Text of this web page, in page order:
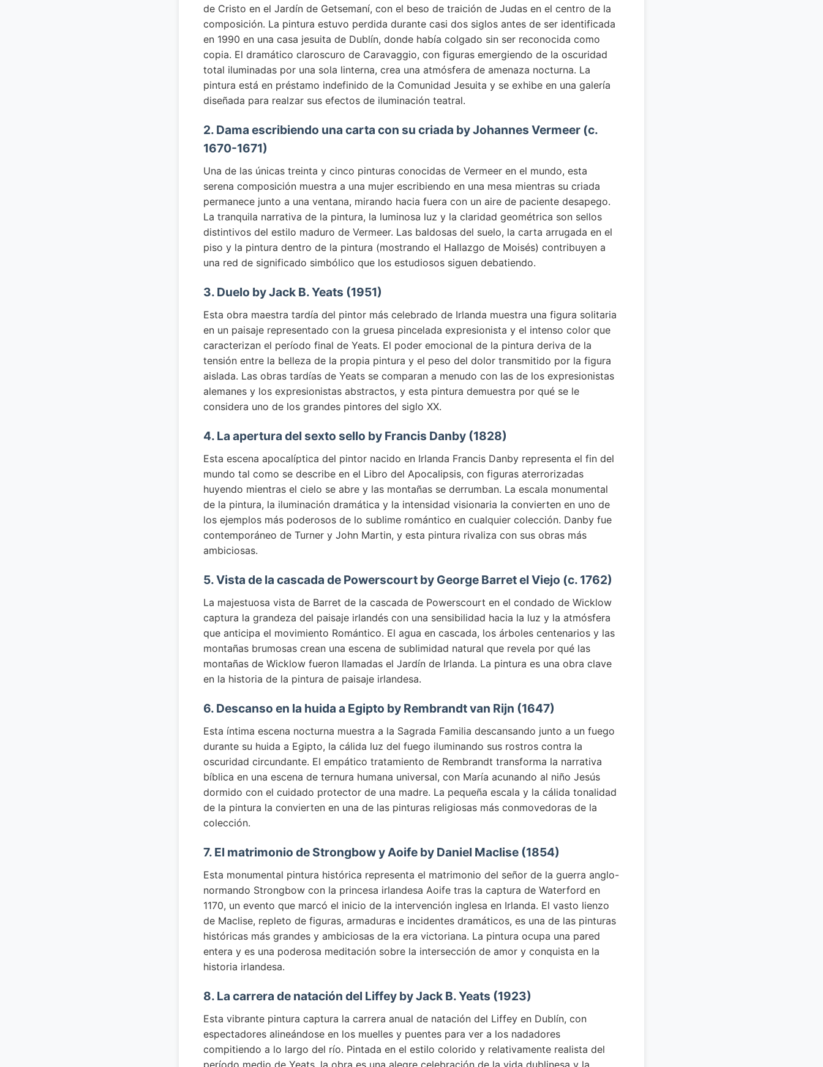
de Cristo en el Jardín de Getsemaní, con el beso de traición de Judas en el centro de la
composición. La pintura estuvo perdida durante casi dos siglos antes de ser identificada
en 1990 en una casa jesuita de Dublín, donde había colgado sin ser reconocida como
copia. El dramático claroscuro de Caravaggio, con figuras emergiendo de la oscuridad
total iluminadas por una sola linterna, crea una atmósfera de amenaza nocturna. La
pintura está en préstamo indefinido de la Comunidad Jesuita y se exhibe en una galería
diseñada para realzar sus efectos de iluminación teatral.
2. Dama escribiendo una carta con su criada by Johannes Vermeer (c.
1670-1671)
Una de las únicas treinta y cinco pinturas conocidas de Vermeer en el mundo, esta
serena composición muestra a una mujer escribiendo en una mesa mientras su criada
permanece junto a una ventana, mirando hacia fuera con un aire de paciente desapego.
La tranquila narrativa de la pintura, la luminosa luz y la claridad geométrica son sellos
distintivos del estilo maduro de Vermeer. Las baldosas del suelo, la carta arrugada en el
piso y la pintura dentro de la pintura (mostrando el Hallazgo de Moisés) contribuyen a
una red de significado simbólico que los estudiosos siguen debatiendo.
3. Duelo by Jack B. Yeats (1951)
Esta obra maestra tardía del pintor más celebrado de Irlanda muestra una figura solitaria
en un paisaje representado con la gruesa pincelada expresionista y el intenso color que
caracterizan el período final de Yeats. El poder emocional de la pintura deriva de la
tensión entre la belleza de la propia pintura y el peso del dolor transmitido por la figura
aislada. Las obras tardías de Yeats se comparan a menudo con las de los expresionistas
alemanes y los expresionistas abstractos, y esta pintura demuestra por qué se le
considera uno de los grandes pintores del siglo XX.
4. La apertura del sexto sello by Francis Danby (1828)
Esta escena apocalíptica del pintor nacido en Irlanda Francis Danby representa el fin del
mundo tal como se describe en el Libro del Apocalipsis, con figuras aterrorizadas
huyendo mientras el cielo se abre y las montañas se derrumban. La escala monumental
de la pintura, la iluminación dramática y la intensidad visionaria la convierten en uno de
los ejemplos más poderosos de lo sublime romántico en cualquier colección. Danby fue
contemporáneo de Turner y John Martin, y esta pintura rivaliza con sus obras más
ambiciosas.
5. Vista de la cascada de Powerscourt by George Barret el Viejo (c. 1762)
La majestuosa vista de Barret de la cascada de Powerscourt en el condado de Wicklow
captura la grandeza del paisaje irlandés con una sensibilidad hacia la luz y la atmósfera
que anticipa el movimiento Romántico. El agua en cascada, los árboles centenarios y las
montañas brumosas crean una escena de sublimidad natural que revela por qué las
montañas de Wicklow fueron llamadas el Jardín de Irlanda. La pintura es una obra clave
en la historia de la pintura de paisaje irlandesa.
6. Descanso en la huida a Egipto by Rembrandt van Rijn (1647)
Esta íntima escena nocturna muestra a la Sagrada Familia descansando junto a un fuego
durante su huida a Egipto, la cálida luz del fuego iluminando sus rostros contra la
oscuridad circundante. El empático tratamiento de Rembrandt transforma la narrativa
bíblica en una escena de ternura humana universal, con María acunando al niño Jesús
dormido con el cuidado protector de una madre. La pequeña escala y la cálida tonalidad
de la pintura la convierten en una de las pinturas religiosas más conmovedoras de la
colección.
7. El matrimonio de Strongbow y Aoife by Daniel Maclise (1854)
Esta monumental pintura histórica representa el matrimonio del señor de la guerra anglo-
normando Strongbow con la princesa irlandesa Aoife tras la captura de Waterford en
1170, un evento que marcó el inicio de la intervención inglesa en Irlanda. El vasto lienzo
de Maclise, repleto de figuras, armaduras e incidentes dramáticos, es una de las pinturas
históricas más grandes y ambiciosas de la era victoriana. La pintura ocupa una pared
entera y es una poderosa meditación sobre la intersección de amor y conquista en la
historia irlandesa.
8. La carrera de natación del Liffey by Jack B. Yeats (1923)
Esta vibrante pintura captura la carrera anual de natación del Liffey en Dublín, con
espectadores alineándose en los muelles y puentes para ver a los nadadores
compitiendo a lo largo del río. Pintada en el estilo colorido y relativamente realista del
período medio de Yeats, la obra es una alegre celebración de la vida dublinesa y la